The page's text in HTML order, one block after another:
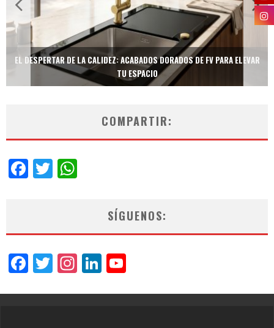
EL DESPERTAR DE LA CALIDEZ: ACABADOS DORADOS DE FV PARA ELEVAR
TU ESPACIO
COMPARTIR:
Facebook
Twitter
SÍGUENOS:
Facebook
Twitter
Instagram
LinkedIn